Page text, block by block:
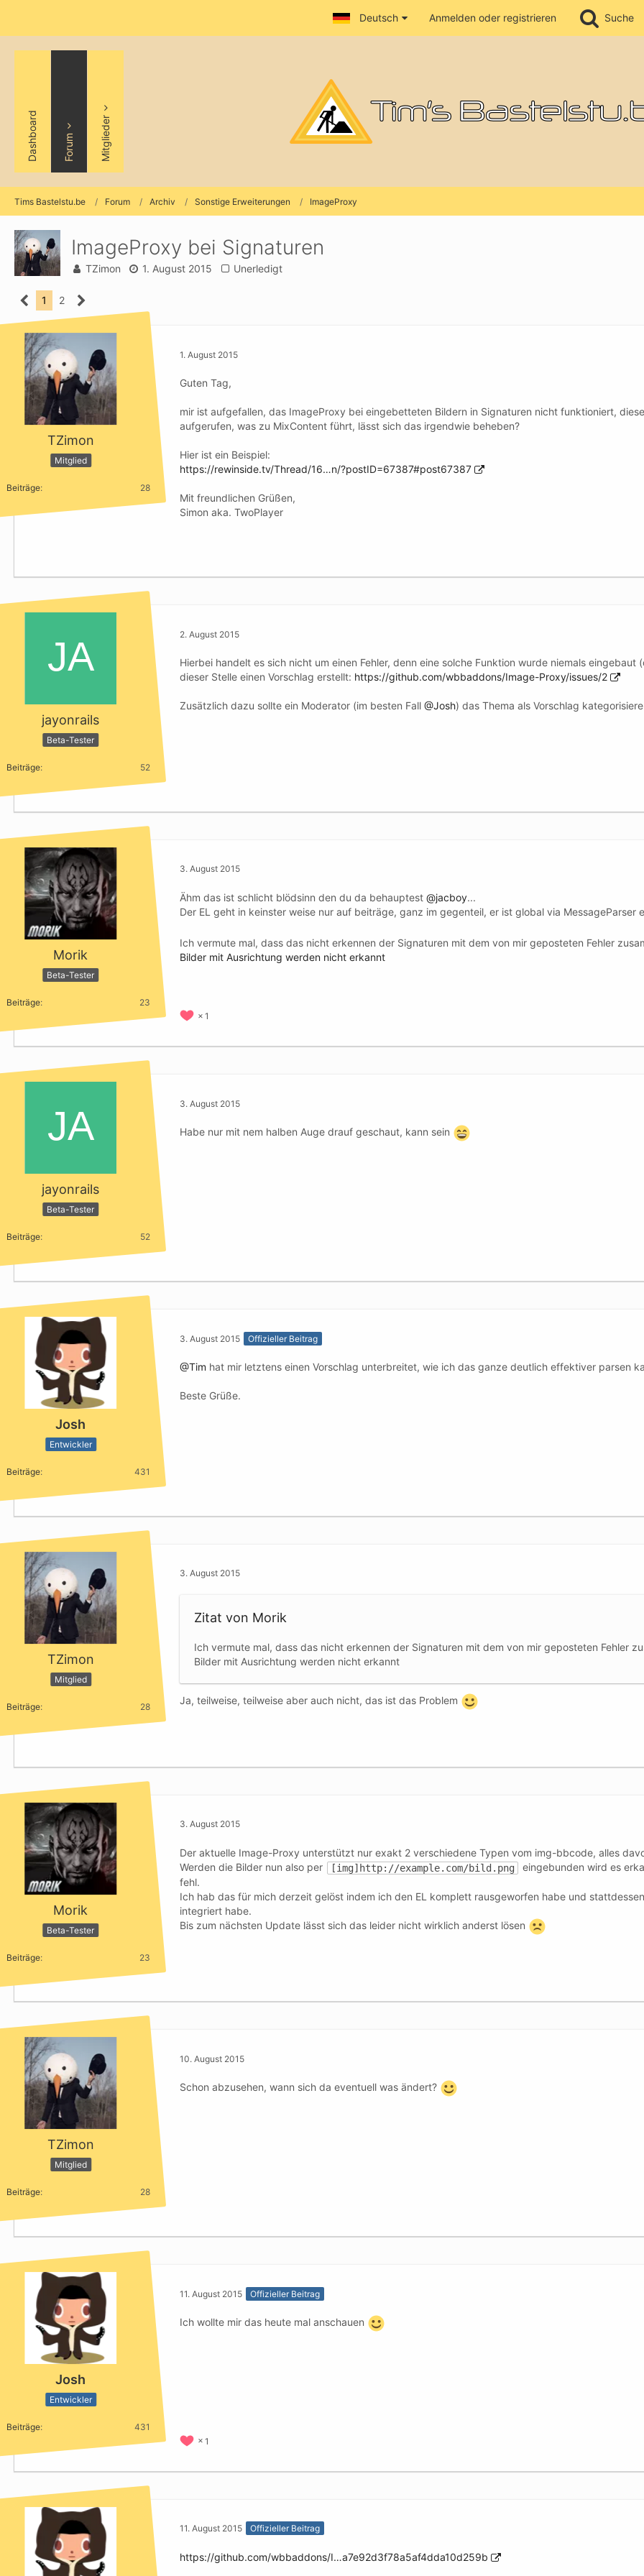
Dashboard Forum Mitglieder
Deutsch Anmelden oder registrieren Suche
Tims Bastelstu.be Forum Archiv Sonstige Erweiterungen ImageProxy
ImageProxy bei Signaturen
TZimon 1. August 2015 Unerledigt
1 2
TZimon
Mitglied
Beiträge 28
1. August 2015
Guten Tag,
mir ist aufgefallen, das ImageProxy bei eingebetteten Bildern in Signaturen nicht funktioniert,
aufgerufen, was zu MixContent führt, lässt sich das irgendwie beheben?
Hier ist ein Beispiel:
https://rewinside.tv/Thread/16…n/?postID=67387#post67387
Mit freundlichen Grüßen,
Simon aka. TwoPlayer
jayonrails
Beta-Tester
Beiträge 52
2. August 2015
Hierbei handelt es sich nicht um einen Fehler, denn eine solche Funktion wurde niemals
dieser Stelle einen Vorschlag erstellt: https://github.com/wbbaddons/Image-Proxy/issues/2
Zusätzlich dazu sollte ein Moderator (im besten Fall @Josh) das Thema als Vorschlag
Morik
Beta-Tester
Beiträge 23
3. August 2015
Ähm das ist schlicht blödsinn den du da behauptest @jacboy...
Der EL geht in keinster weise nur auf beiträge, ganz im gegenteil, er ist global via
Ich vermute mal, dass das nicht erkennen der Signaturen mit dem von mir geposteten Fehler
Bilder mit Ausrichtung werden nicht erkannt
1
jayonrails
Beta-Tester
Beiträge 52
3. August 2015
Habe nur mit nem halben Auge drauf geschaut, kann sein
Josh
Entwickler
Beiträge 431
3. August 2015 Offizieller Beitrag
@Tim hat mir letztens einen Vorschlag unterbreitet, wie ich das ganze deutlich effektiver parsen
Beste Grüße.
TZimon
Mitglied
Beiträge 28
3. August 2015
Zitat von Morik
Ich vermute mal, dass das nicht erkennen der Signaturen mit dem von mir geposteten Fehler
Bilder mit Ausrichtung werden nicht erkannt
Ja, teilweise, teilweise aber auch nicht, das ist das Problem
Morik
Beta-Tester
Beiträge 23
3. August 2015
Der aktuelle Image-Proxy unterstützt nur exakt 2 verschiedene Typen vom img-bbcode, alles
Werden die Bilder nun also per
[img]http://example.com/bild.png
eingebunden wird es
fehl.
Ich hab das für mich derzeit gelöst indem ich den EL komplett rausgeworfen habe und
integriert habe.
Bis zum nächsten Update lässt sich das leider nicht wirklich anderst lösen
TZimon
Mitglied
Beiträge 28
10. August 2015
Schon abzusehen, wann sich da eventuell was ändert?
Josh
Entwickler
Beiträge 431
11. August 2015 Offizieller Beitrag
Ich wollte mir das heute mal anschauen
1
11. August 2015 Offizieller Beitrag
https://github.com/wbbaddons/I…a7e92d3f78a5af4dda10d259b